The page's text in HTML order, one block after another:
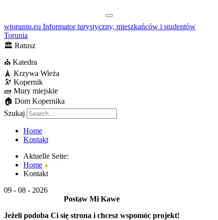
wtoruniu.eu Informator turystyczny, mieszkańców i studentów
Torunia
🏛 Ratusz
⛪ Katedra
🗼 Krzywa Wieża
🔭 Kopernik
🧱 Mury miejskie
🏠 Dom Kopernika
Szukaj
Home
Kontakt
Aktuelle Seite:
Home
Kontakt
09 - 08 - 2026
Postaw Mi Kawe
Jeżeli podoba Ci się strona i chcesz wspomóc projekt!